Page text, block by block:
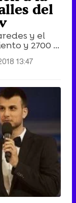
del
y el
y 2700 ...
13:47